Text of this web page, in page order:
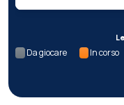
Da giocare In corso